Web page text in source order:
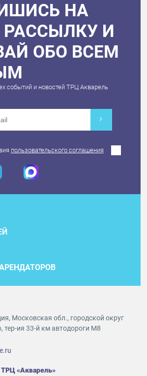
НА
И
ОБО ВСЕМ
событий и новостей ТРЦ Акварель
пользовательского соглашения
Московская обл., городской округ
тер-ия 33-й км автодороги М8
«Акварель»